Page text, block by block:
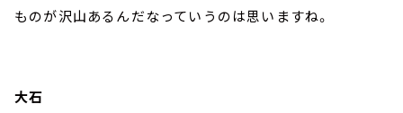
ものが沢山あるんだなっていうのは思いますね。
大石